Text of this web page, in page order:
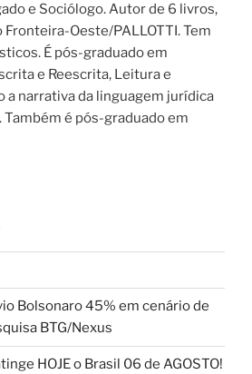
e Sociólogo. Autor de 6 livros,
Oeste/PALLOTTI. Tem
É pós-graduado em
e Reescrita, Leitura e
a narrativa da linguagem jurídica
é pós-graduado em
Bolsonaro 45% em cenário de
BTG/Nexus
HOJE o Brasil 06 de AGOSTO!